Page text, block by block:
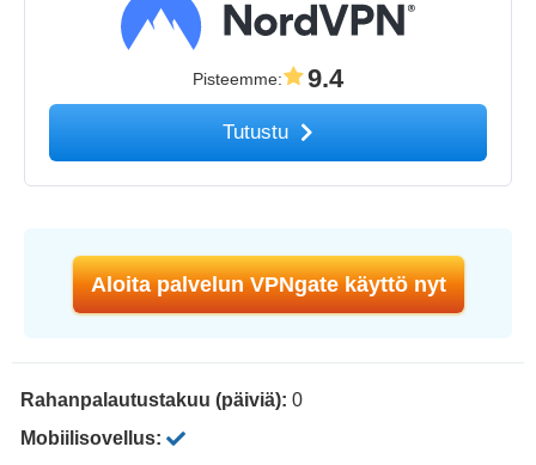
Pisteemme: 9.4
Tutustu
Aloita palvelun VPNgate käyttö nyt
Rahanpalautustakuu (päiviä): 0
Mobiilisovellus: